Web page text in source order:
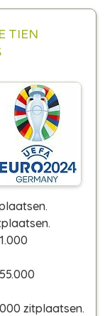
TIEN
zitplaatsen.